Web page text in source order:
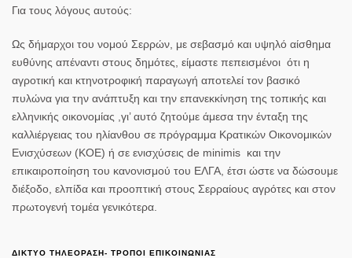
Για τους λόγους αυτούς:
Ως δήμαρχοι του νομού Σερρών, με σεβασμό και υψηλό αίσθημα
ευθύνης απέναντι στους δημότες, είμαστε πεπεισμένοι ότι η
αγροτική και κτηνοτροφική παραγωγή αποτελεί τον βασικό
πυλώνα για την ανάπτυξη και την επανεκκίνηση της τοπικής και
ελληνικής οικονομίας , γι’ αυτό ζητούμε άμεσα την ένταξη της
καλλιέργειας του ηλίανθου σε πρόγραμμα Κρατικών Οικονομικών
Ενισχύσεων (ΚΟΕ) ή σε ενισχύσεις de minimis και την
επικαιροποίηση του κανονισμού του ΕΛΓΑ, έτσι ώστε να δώσουμε
διέξοδο, ελπίδα και προοπτική στους Σερραίους αγρότες και στον
πρωτογενή τομέα γενικότερα.
ΔΙΚΤΥΟ ΤΗΛΕΟΡΑΣΗ- ΤΡΟΠΟΙ ΕΠΙΚΟΙΝΩΝΙΑΣ